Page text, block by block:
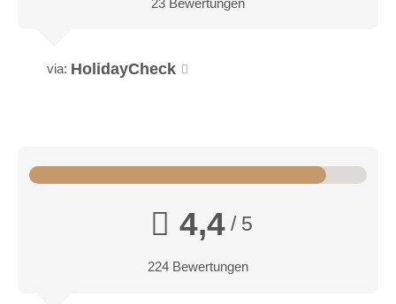
via: HolidayCheck
4,4/ 5
224 Bewertungen